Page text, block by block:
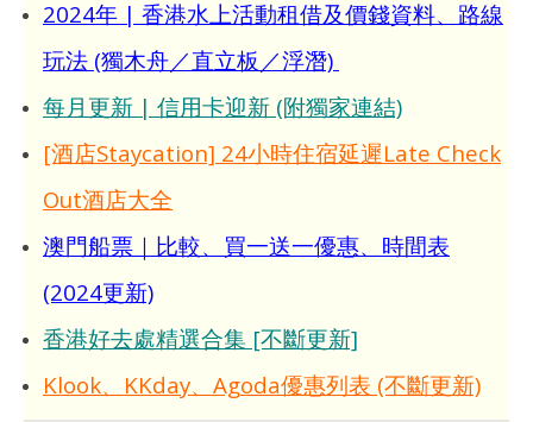
2024年 | 香港水上活動租借及價錢資料、路線
玩法 (獨木舟／直立板／浮潛)
每月更新 | 信用卡迎新 (附獨家連結)
[酒店Staycation] 24小時住宿延遲Late Check
Out酒店大全
澳門船票｜比較、買一送一優惠、時間表
(2024更新)
香港好去處精選合集 [不斷更新]
Klook、KKday、Agoda優惠列表 (不斷更新)